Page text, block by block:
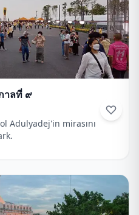
าลที่ ๙
Adulyadej'in mirasını